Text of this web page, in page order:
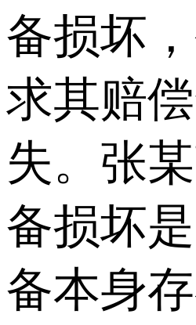
备损坏
求其赔
失。张
备损坏
备本身